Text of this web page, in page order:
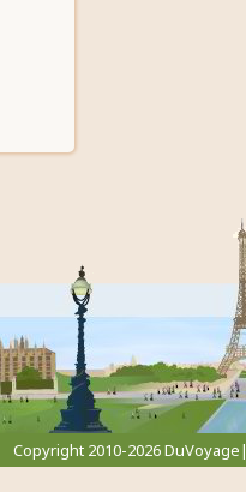
Copyright 2010-2026 DuVoyage|